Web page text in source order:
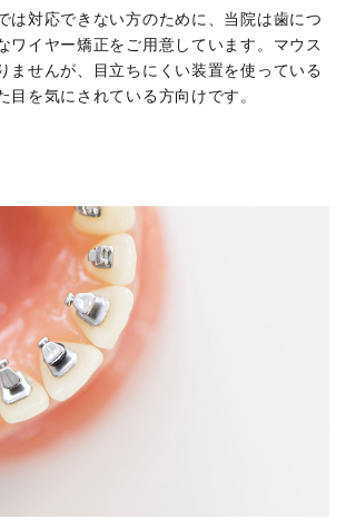
は対応できない方のために、当院は歯につ
ワイヤー矯正をご用意しています。マウス
ませんが、目立ちにくい装置を使っている
目を気にされている方向けです。